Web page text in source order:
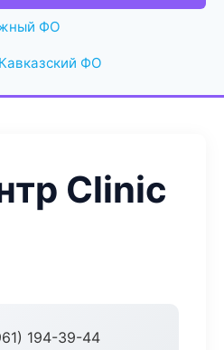
ФО
ФО
Clinic
194-39-44